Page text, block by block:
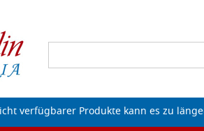
verfügbarer Produkte kann es zu